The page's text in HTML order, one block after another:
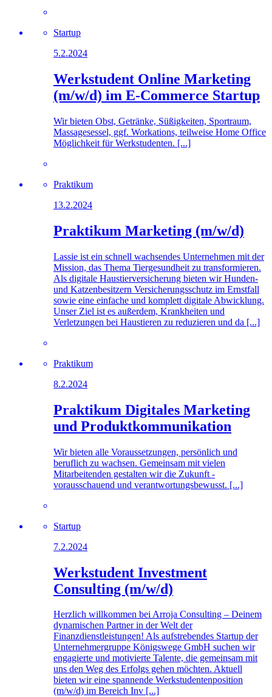
Startup
5.2.2024
Werkstudent Online Marketing
(m/w/d) im E-Commerce Startup
Wir bieten Obst, Getränke, Süßigkeiten, Sportraum,
Massagesessel, ggf. Workations, teilweise Home Office
Möglichkeit für Werkstudenten. [...]
Praktikum
13.2.2024
Praktikum Marketing (m/w/d)
Lassie ist ein schnell wachsendes Unternehmen mit der
Mission, das Thema Tiergesundheit zu transformieren.
Als digitale Haustierversicherung bieten wir Hunden-
und Katzenbesitzern Versicherungsschutz im Ernstfall
sowie eine einfache und komplett digitale Abwicklung.
Unser Ziel ist es außerdem, Krankheiten und
Verletzungen bei Haustieren zu reduzieren und da [...]
Praktikum
8.2.2024
Praktikum Digitales Marketing
und Produktkommunikation
Wir bieten alle Voraussetzungen, persönlich und
beruflich zu wachsen. Gemeinsam mit vielen
Mitarbeitenden gestalten wir die Zukunft -
vorausschauend und verantwortungsbewusst. [...]
Startup
7.2.2024
Werkstudent Investment
Consulting (m/w/d)
Herzlich willkommen bei Arroja Consulting – Deinem
dynamischen Partner in der Welt der
Finanzdienstleistungen! Als aufstrebendes Startup der
Unternehmergruppe Königswege GmbH suchen wir
engagierte und motivierte Talente, die gemeinsam mit
uns den Weg des Erfolgs gehen möchten. Aktuell
bieten wir eine spannende Werkstudentenposition
(m/w/d) im Bereich Inv [...]